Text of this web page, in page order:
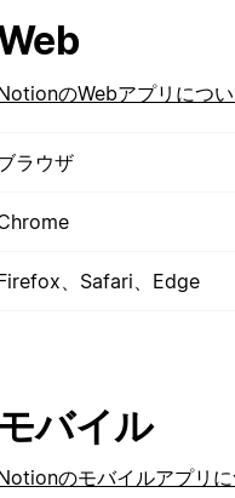
のWebアプリにつ
ラウザ
、Safari、Edge
モバイル
のモバイルアプリ